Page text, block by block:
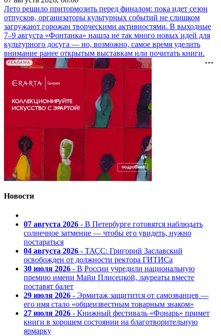
Лето решило притормозить перед финалом: пока идет сезон
отпусков, организаторы культурных событий не слишком
загружают горожан творческими активностями. В выходные
7–9 августа «Фонтанка» нашла не так много новых идей для
культурного досуга — но, возможно, самое время уделить
внимание ранее открытым выставкам или почитать книги.
РЕКЛАМА
Новости
07 августа 2026 - В Петербурге готовятся наблюдать
солнечное затмение — чтобы его увидеть, нужно
постараться
04 августа 2026 - ТАСС: Григорий Заславский
освобожден от должности ректора ГИТИСа
30 июля 2026 - В России учредили национальную
премию имени Майи Плисецкой, лауреаты вместе
поставят балет
29 июля 2026 - Эрмитаж защитится от самозванцев —
его имя стало «общеизвестным товарным знаком»
27 июля 2026 - Книжный фестиваль «Фонарь» примет
книги в хорошем состоянии на благотворительную
ярмарку